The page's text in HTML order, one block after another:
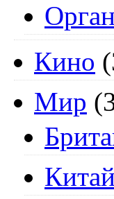
Кино
Мир
Китай